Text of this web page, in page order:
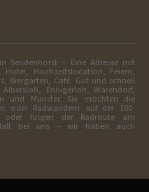
Sendenhorst – Eine Adresse mit
Hotel, Hochzeitslocation, Feiern,
Biergarten, Café. Gut und schnell
Ennigerloh, Warendorf,
und Münster. Sie möchten die
oder Radwandern auf der 100-
oder folgen der Radroute am
Halt bei uns – wir haben auch